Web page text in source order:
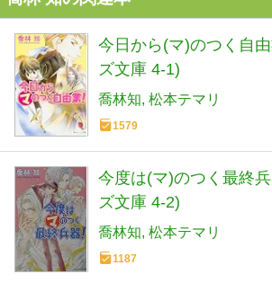
今日から(マ)のつく自
ズ文庫 4-1)
喬林知 松本テマリ
1579
今度は(マ)のつく最終
ズ文庫 4-2)
喬林知 松本テマリ
1187